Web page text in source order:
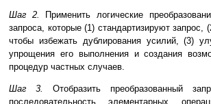
Шаг 2.
Применить логические
запроса, которые (1) стандартизируют запрос,
чтобы избежать дублирования усилий, (3)
упрощения его выполнения и создания
процедур частных случаев.
Шаг 3.
Отобразить преобразованный
последовательность элементарных